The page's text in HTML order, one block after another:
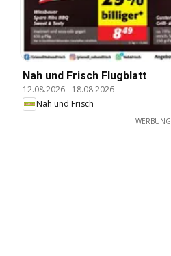
Nah und Frisch Flugblatt
12.08.2026- 18.08.2026
Nah und Frisch
WERBUNG